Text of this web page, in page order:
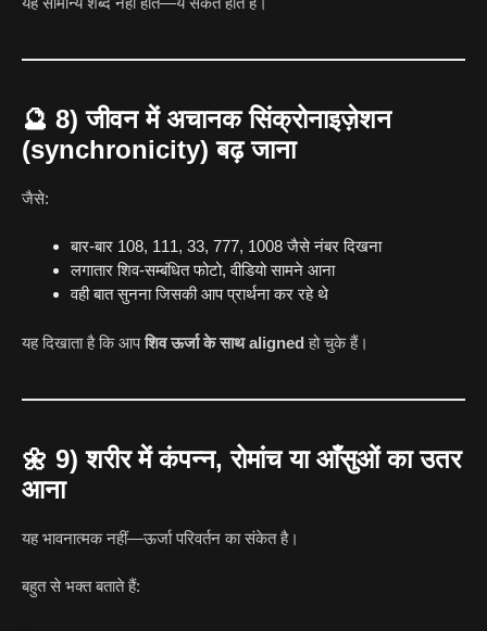
🔮 8) जीवन में अचानक सिंक्रोनाइज़ेशन
(synchronicity) बढ़ जाना
जैसे:
बार-बार 108, 111, 33, 777, 1008 जैसे नंबर दिखना
लगातार शिव-सम्बंधित फोटो, वीडियो सामने आना
वही बात सुनना जिसकी आप प्रार्थना कर रहे थे
यह दिखाता है कि आपशिव ऊर्जा के साथ aligned हो चुके हैं।
🌼 9) शरीर में कंपन्न, रोमांच या आँसुओं का उतर
आना
यह भावनात्मक नहीं—ऊर्जा परिवर्तन का संकेत है।
बहुत से भक्त बताते हैं: